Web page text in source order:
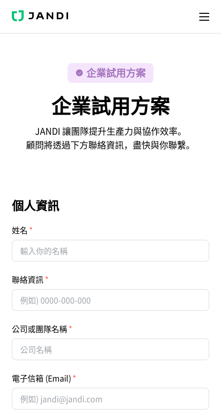
J
N
企業試用方案
企業試用方案
JANDI 讓團隊提升生產力與協作效率。
顧問將透過下方聯絡資訊，盡快與你聯繫。
個人資訊
姓名
聯絡資訊
公司或團隊名稱
電子信箱 (Email)